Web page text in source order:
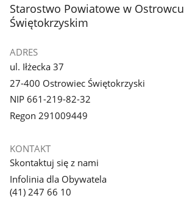
stopka
Starostwo Powiatowe w Ostrowcu
Świętokrzyskim
ADRES
ul. Iłżecka 37
27-400 Ostrowiec Świętokrzyski
NIP 661-219-82-32
Regon 291009449
KONTAKT
Skontaktuj się z nami
Infolinia dla Obywatela
(41) 247 66 10